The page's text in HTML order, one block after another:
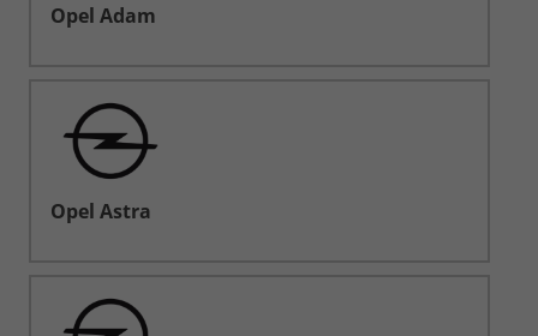
Opel Adam
Opel Astra